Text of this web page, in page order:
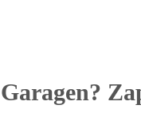
Garagen?